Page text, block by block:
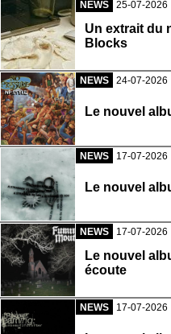
NEWS 25-07-2026
Un extrait du
Blocks
NEWS 24-07-2026
Le nouvel
NEWS 17-07-2026
Le nouvel
NEWS 17-07-2026
Le nouvel
écoute
NEWS 17-07-2026